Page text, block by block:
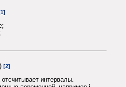
) [2]
интервалы.